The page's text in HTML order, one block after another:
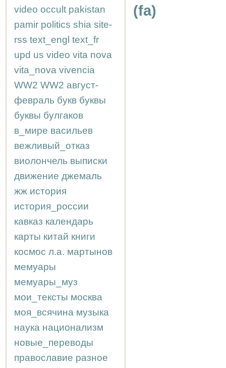
video occult pakistan
pamir politics shia site-
rss text_engl text_fr
upd us video vita nova
vita_nova vivencia
WW2 WW2 август-
февраль букв буквы
буквы булгаков
в_мире васильев
вежливый_отказ
виолончель выписки
движение джемаль
жж история
история_россии
кавказ календарь
карты китай книги
космос л.а. мартынов
мемуары
мемуары_муз
мои_тексты москва
моя_всячина музыка
наука национализм
новые_переводы
православие разное
(fa)